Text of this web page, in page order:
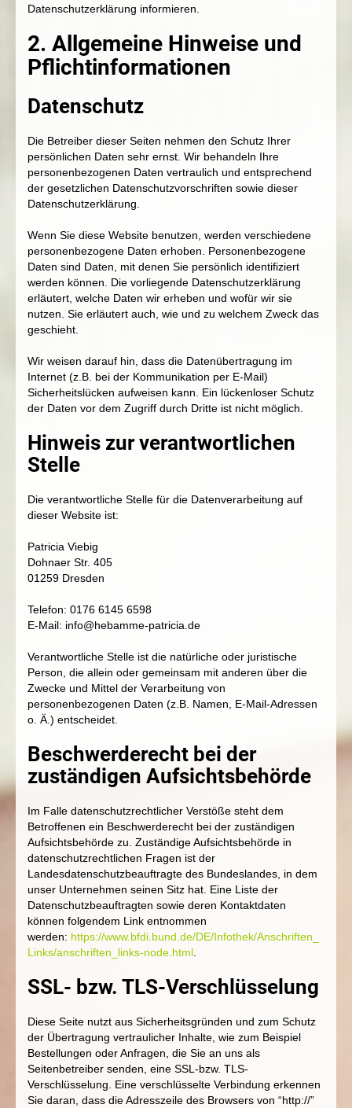
Datenschutzerklärung informieren.
2. Allgemeine Hinweise und
Pflichtinformationen
Datenschutz
Die Betreiber dieser Seiten nehmen den Schutz Ihrer
persönlichen Daten sehr ernst. Wir behandeln Ihre
personenbezogenen Daten vertraulich und entsprechend
der gesetzlichen Datenschutzvorschriften sowie dieser
Datenschutzerklärung.
Wenn Sie diese Website benutzen, werden verschiedene
personenbezogene Daten erhoben. Personenbezogene
Daten sind Daten, mit denen Sie persönlich identifiziert
werden können. Die vorliegende Datenschutzerklärung
erläutert, welche Daten wir erheben und wofür wir sie
nutzen. Sie erläutert auch, wie und zu welchem Zweck das
geschieht.
Wir weisen darauf hin, dass die Datenübertragung im
Internet (z.B. bei der Kommunikation per E-Mail)
Sicherheitslücken aufweisen kann. Ein lückenloser Schutz
der Daten vor dem Zugriff durch Dritte ist nicht möglich.
Hinweis zur verantwortlichen
Stelle
Die verantwortliche Stelle für die Datenverarbeitung auf
dieser Website ist:
Patricia Viebig
Dohnaer Str. 405
01259 Dresden
Telefon: 0176 6145 6598
E-Mail: info@hebamme-patricia.de
Verantwortliche Stelle ist die natürliche oder juristische
Person, die allein oder gemeinsam mit anderen über die
Zwecke und Mittel der Verarbeitung von
personenbezogenen Daten (z.B. Namen, E-Mail-Adressen
o. Ä.) entscheidet.
Beschwerderecht bei der
zuständigen Aufsichtsbehörde
Im Falle datenschutzrechtlicher Verstöße steht dem
Betroffenen ein Beschwerderecht bei der zuständigen
Aufsichtsbehörde zu. Zuständige Aufsichtsbehörde in
datenschutzrechtlichen Fragen ist der
Landesdatenschutzbeauftragte des Bundeslandes, in dem
unser Unternehmen seinen Sitz hat. Eine Liste der
Datenschutzbeauftragten sowie deren Kontaktdaten
können folgendem Link entnommen
werden: https://www.bfdi.bund.de/DE/Infothek/Anschriften_
Links/anschriften_links-node.html
SSL- bzw. TLS-Verschlüsselung
Diese Seite nutzt aus Sicherheitsgründen und zum Schutz
der Übertragung vertraulicher Inhalte, wie zum Beispiel
Bestellungen oder Anfragen, die Sie an uns als
Seitenbetreiber senden, eine SSL-bzw. TLS-
Verschlüsselung. Eine verschlüsselte Verbindung erkennen
Sie daran, dass die Adresszeile des Browsers von “http://”